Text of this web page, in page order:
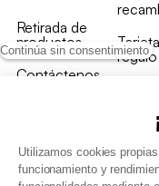
Continúa sin consentimiento
Utilizamos cookies
funcionamiento y
Retirada de
productos
Contáctenos
Tarjeta
regalo